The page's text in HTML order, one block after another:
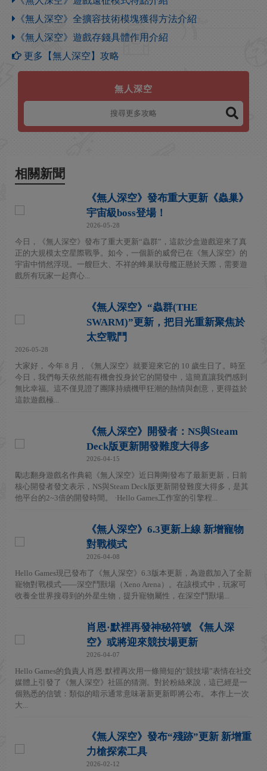
《無人深空》全擴容技術模塊獲得方法介紹
《無人深空》遊戲存錢具體作用介紹
更多【無人深空】攻略
無人深空
相關新聞
《無人深空》發布重大更新《蟲巢》
宇宙級boss登場！
2026-05-28
今日，《無人深空》發布了重大更新“蟲群”，這款沙盒遊戲迎來了真
正的大規模太空星際戰爭。如今，一個新的威脅已在《無人深空》的
宇宙中悄然浮現。一艘巨大、不祥的蜂巢狀母艦正懸於天際，需要遊
戲所有玩家一起齊心...
《無人深空》“蟲群(THE
SWARM)”更新，把目光重新聚焦於
太空戰鬥
2026-05-28
大家好， 今年 8 月，《無人深空》就要迎來它的 10 歲生日了。時至
今日，我們每天依然能有機會投身於它的開發中，這簡直讓我們感到
無比幸福。這不僅見證了團隊持續機甲狂潮的熱情與創意，更得益於
這款遊戲極...
《無人深空》開發者：NS與Steam
Deck版更新開發難度大得多
2026-04-15
勵志翻身遊戲名作典範《無人深空》近日剛剛發布了最新更新，日前
核心開發者發文表示，NS與Steam Deck版更新開發難度大得多，是其
他平台的2~3倍的開發時間。 ·Hello Games工作室的引擎程...
《無人深空》6.3更新上線 新增寵物
對戰模式
2026-04-08
Hello Games現已發布了《無人深空》6.3版本更新，為遊戲加入了全新
寵物對戰模式——深空鬥獸場（Xeno Arena）。在該模式中，玩家可
收養全世界搜尋到的外星生物，提升寵物屬性，在深空鬥獸場...
肖恩·默裡再發神秘符號 《無人深
空》或將迎來競技場更新
2026-04-07
Hello Games的負責人肖恩·默裡再次用一條簡短的“競技場”表情在社交
媒體上引發了《無人深空》社區的猜測。對於粉絲來說，這已經是一
個熟悉的信號：類似的暗示通常意味著新更新即將公布。 本作上一次
大...
《無人深空》發布“殘跡”更新 新增重
力槍探索工具
2026-02-12